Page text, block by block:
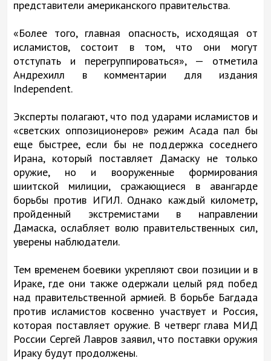
представители американского правительства.
«Более того, главная опасность, исходящая от
исламистов, состоит в том, что они могут
отступать и перегруппироваться», — отметила
Андрехилл в комментарии для издания
Independent.
Эксперты полагают, что под ударами исламистов и
«светских оппозиционеров» режим Асада пал бы
еще быстрее, если бы не поддержка соседнего
Ирана, который поставляет Дамаску не только
оружие, но и вооруженные формирования
шиитской милиции, сражающиеся в авангарде
борьбы против ИГИЛ. Однако каждый километр,
пройденный экстремистами в направлении
Дамаска, ослабляет волю правительственных сил,
уверены наблюдатели.
Тем временем боевики укрепляют свои позиции и в
Ираке, где они также одержали целый ряд побед
над правительственной армией. В борьбе Багдада
против исламистов косвенно участвует и Россия,
которая поставляет оружие. В четверг глава МИД
России Сергей Лавров заявил, что поставки оружия
Ираку будут продолжены.